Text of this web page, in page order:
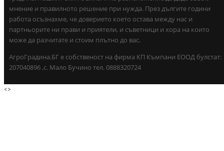
мнение и правилното решение при нужда. През дългите години
работа осъзнахме, че доверието което остава между нас и
партньорите ни прави и приятели, и съветници и хора на които
може да разчитате и стоим плътно до вас.
АгроГрадина.БГ е собственост на фирма КП Къмпани ЕООД булстат:
207040896 ,с. Мало Бучино тел. 0888320724
<>